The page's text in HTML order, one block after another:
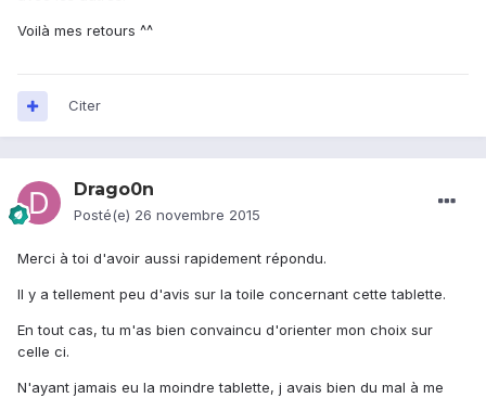
Voilà mes retours ^^
Citer
Drago0n
Posté(e) 26 novembre 2015
Merci à toi d'avoir aussi rapidement répondu.
Il y a tellement peu d'avis sur la toile concernant cette tablette.
En tout cas, tu m'as bien convaincu d'orienter mon choix sur
celle ci.
N'ayant jamais eu la moindre tablette, j avais bien du mal à me